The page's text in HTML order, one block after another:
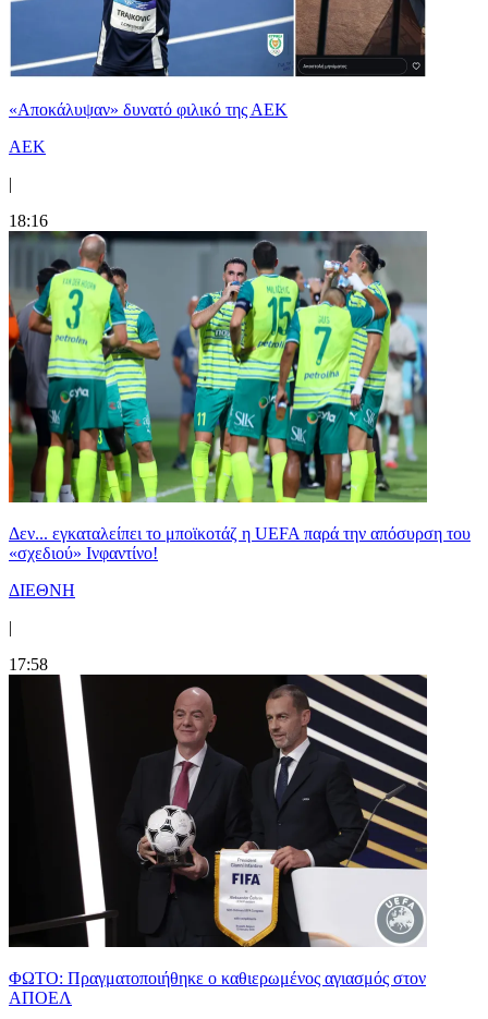
«Αποκάλυψαν» δυνατό φιλικό της ΑΕΚ
ΑΕΚ
|
18:16
Δεν... εγκαταλείπει το μποϊκοτάζ η UEFA παρά την απόσυρση του
«σχεδιού» Ινφαντίνο!
ΔΙΕΘΝΗ
|
17:58
ΦΩΤΟ: Πραγματοποιήθηκε ο καθιερωμένος αγιασμός στον
ΑΠΟΕΛ